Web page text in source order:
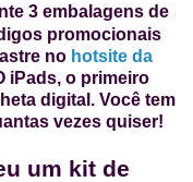
3 embalagens de
promocionais
no hotsite da
iPads, o primeiro
digital. Você tem
vezes quiser!
um kit de